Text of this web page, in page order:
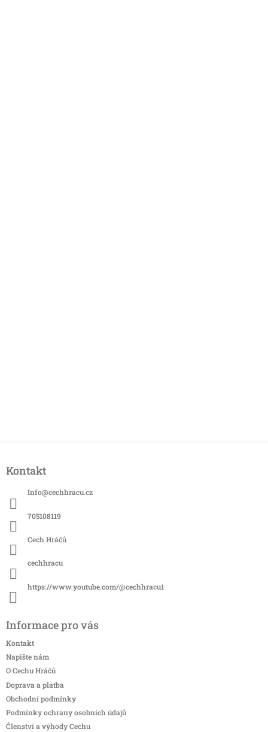
pKontakt
Info@cechhracu.cz
705108119
Cech Hráčů
cechhracu
https://www.youtube.com/@cechhracu1
Informace pro vás
Kontakt
Napište nám
O Cechu Hráčů
Doprava a platba
Obchodní podmínky
Podmínky ochrany osobních údajů
Členství a výhody Cechu